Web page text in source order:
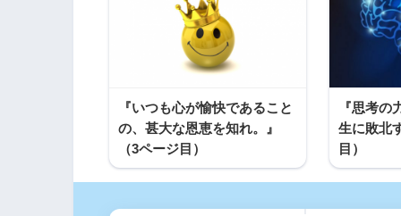
『いつも心が愉快であること
の、甚大な恩恵を知れ。』
（3ページ目）
『思考の
生に敗北
目）